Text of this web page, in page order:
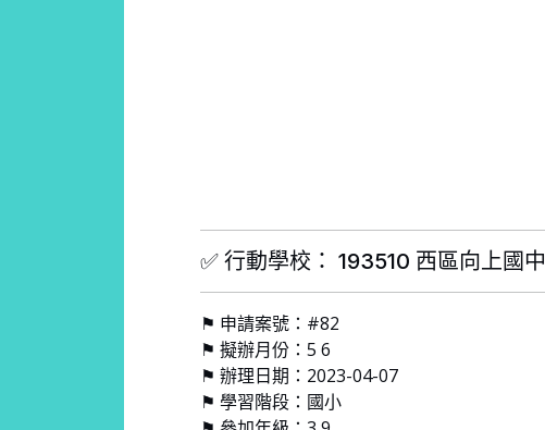
✅ 行動學校： 193510 西區向上國中
⚑ 申請案號：#82
⚑ 擬辦月份：5 6
⚑ 辦理日期：2023-04-07
⚑ 學習階段：國小